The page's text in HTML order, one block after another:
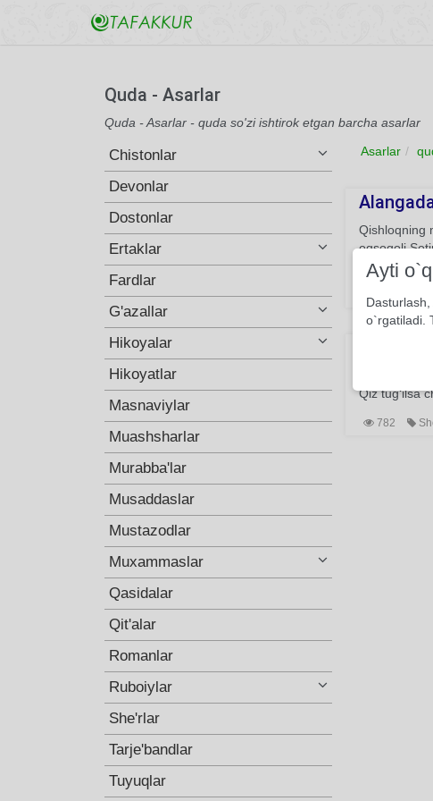
Quda - Asarlar
Quda - Asarlar - quda so'zi ishtirok etgan barcha asarlar
Chistonlar
Devonlar
Dostonlar
Ertaklar
Fardlar
G'azallar
Hikoyalar
Hikoyatlar
Masnaviylar
Muashsharlar
Murabba'lar
Musaddaslar
Mustazodlar
Muxammaslar
Qasidalar
Qit'alar
Romanlar
Ruboiylar
She'rlar
Tarje'bandlar
Tuyuqlar
Asarlar
Qishloqning
oqsoqoli
kiyib,
Er dedi,
Qiz tug‘ilsa
782
Ayti
o`rgatiladi.